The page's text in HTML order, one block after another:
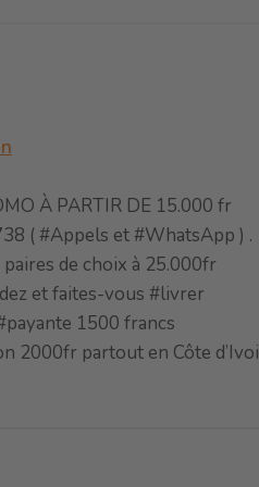
À PARTIR DE 15.000 fr
( #Appels et #WhatsApp ) .
de choix à 25.000fr
et faites-vous #livrer
1500 francs
2000fr partout en Côte